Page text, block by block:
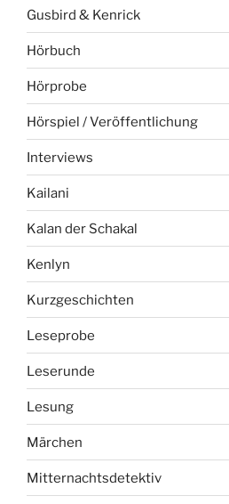
Gusbird & Kenrick
Hörbuch
Hörprobe
Hörspiel / Veröffentlichung
Interviews
Kailani
Kalan der Schakal
Kenlyn
Kurzgeschichten
Leseprobe
Leserunde
Lesung
Märchen
Mitternachtsdetektiv